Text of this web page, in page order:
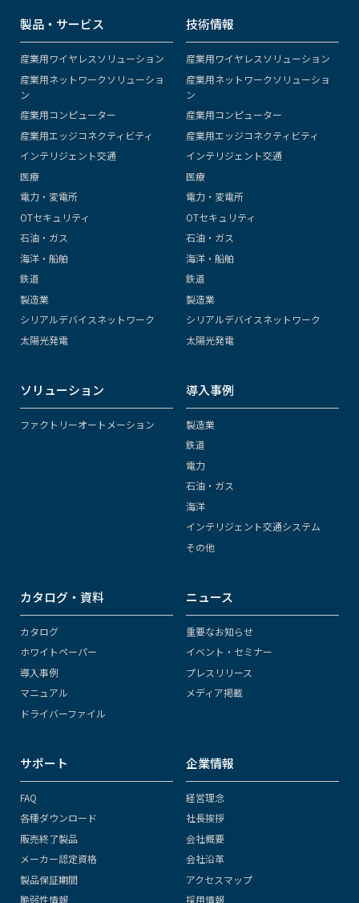
製品・サービス
産業用ワイヤレスソリューション
産業用ネットワークソリューショ
ン
産業用コンピューター
産業用エッジコネクティビティ
インテリジェント交通
医療
電力・変電所
OTセキュリティ
石油・ガス
海洋・船舶
鉄道
製造業
シリアルデバイスネットワーク
太陽光発電
技術情報
産業用ワイヤレスソリューション
産業用ネットワークソリューショ
ン
産業用コンピューター
産業用エッジコネクティビティ
インテリジェント交通
医療
電力・変電所
OTセキュリティ
石油・ガス
海洋・船舶
鉄道
製造業
シリアルデバイスネットワーク
太陽光発電
ソリューション
ファクトリーオートメーション
導入事例
製造業
鉄道
電力
石油・ガス
海洋
インテリジェント交通システム
その他
カタログ・資料
カタログ
ホワイトペーパー
導入事例
マニュアル
ドライバーファイル
ニュース
重要なお知らせ
イベント・セミナー
プレスリリース
メディア掲載
サポート
FAQ
各種ダウンロード
販売終了製品
メーカー認定資格
製品保証期間
脆弱性情報
企業情報
経営理念
社長挨拶
会社概要
会社沿革
アクセスマップ
採用情報